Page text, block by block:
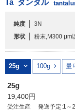
化学式で検索
CAS番号で検索
Ta タンタル
純度
3N
形状
粉末,M300 μm
25g 100g 量
25g
19,400円
受注生産 発送予定:1～